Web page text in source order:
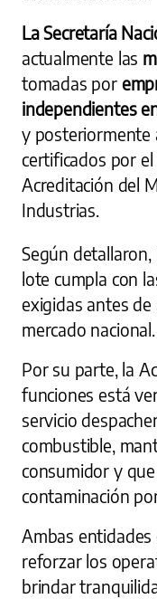
La Secretaría
actualmente las
tomadas por
independientes
y posteriormente
certificados por
Acreditación del
Industrias.
Según
lote cumpla con
exigidas antes
mercado nacional.
Por su parte, la
funciones está
servicio
combustible,
consumidor y
contaminación
Ambas
reforzar los
brindar